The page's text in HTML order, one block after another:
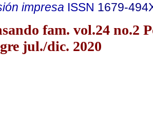
impresa ISSN 1679-
fam. vol.24 no.2
jul./dic. 2020